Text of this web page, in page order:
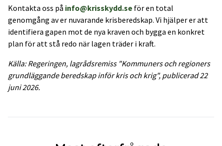
Kontakta oss på info@krisskydd.se för en total
genomgång av er nuvarande krisberedskap. Vi hjälper er att
identifiera gapen mot de nya kraven och bygga en konkret
plan för att stå redo när lagen träder i kraft.
Källa: Regeringen, lagrådsremiss "Kommuners och regioners
grundläggande beredskap inför kris och krig", publicerad 22
juni 2026.